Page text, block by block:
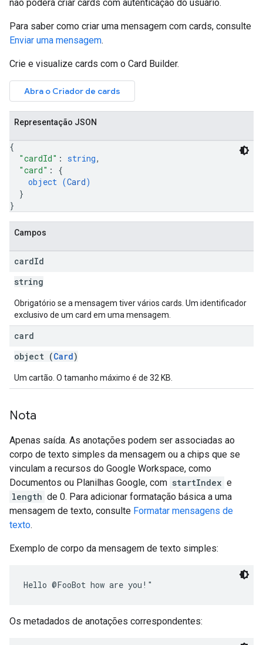
não poderá criar cards com autenticação do usuário.
Para saber como criar uma mensagem com cards, consulte
Enviar uma mensagem.
Crie e visualize cards com o Card Builder.
Abra o Criador de cards
Representação JSON
{
"cardId" : string,
"card" : {
object (Card)
}
}
Campos
cardId
string
Obrigatório se a mensagem tiver vários cards. Um identificador
exclusivo de um card em uma mensagem.
card
object (Card)
Um cartão. O tamanho máximo é de 32 KB.
Nota
Apenas saída. As anotações podem ser associadas ao
corpo de texto simples da mensagem ou a chips que se
vinculam a recursos do Google Workspace, como
Documentos ou Planilhas Google, com startIndex e
length de 0. Para adicionar formatação básica a uma
mensagem de texto, consulte Formatar mensagens de
texto.
Exemplo de corpo da mensagem de texto simples:
Os metadados de anotações correspondentes: